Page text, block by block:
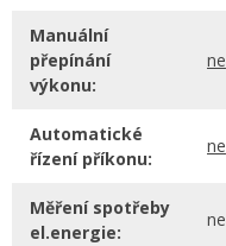
Manuální
přepínání
výkonu:
ne
Automatické
řízení příkonu:
ne
Měření spotřeby
el.energie:
ne